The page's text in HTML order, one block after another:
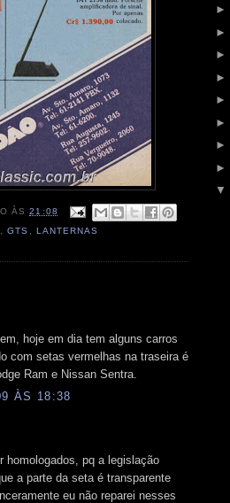
ÀS21:08
,GTS LANTERNAS
hoje em dia tem alguns carros
com setas vermelhas na traseira é
Ram e Nissan Sentra.
ÀS 18:38
homologados, pq a legislação
a parte da seta é transparente
eu não reparei nesses
►
►
►
►
►
►
►
►
▼